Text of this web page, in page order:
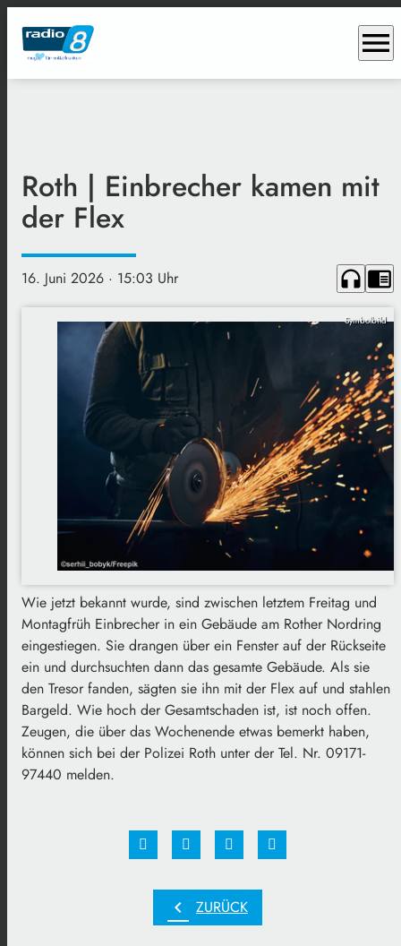
menu
Roth | Einbrecher kamen mit
der Flex
16. Juni 2026 · 15:03 Uhr headphones chrome_reader_mode
Symbolbild
Wie jetzt bekannt wurde, sind zwischen letztem Freitag und
Montagfrüh Einbrecher in ein Gebäude am Rother Nordring
eingestiegen. Sie drangen über ein Fenster auf der Rückseite
ein und durchsuchten dann das gesamte Gebäude. Als sie
den Tresor fanden, sägten sie ihn mit der Flex auf und stahlen
Bargeld. Wie hoch der Gesamtschaden ist, ist noch offen.
Zeugen, die über das Wochenende etwas bemerkt haben,
können sich bei der Polizei Roth unter der Tel. Nr. 09171-
97440 melden.
chevron_left ZURÜCK